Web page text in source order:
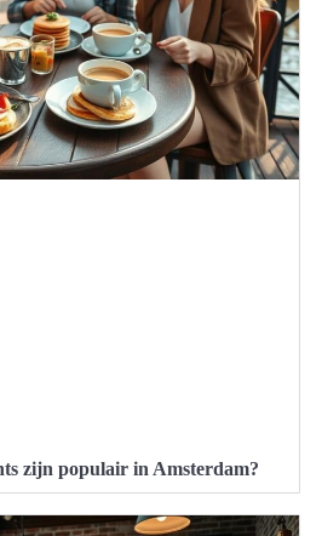
zijn populair in Amsterdam?